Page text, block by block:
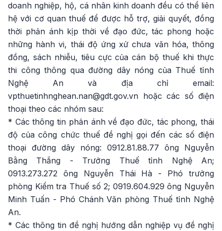
doanh nghiệp, hộ, cá nhân kinh doanh đều có thể liên
hệ với cơ quan thuế để được hỗ trợ, giải quyết, đồng
thời phản ánh kịp thời về đạo đức, tác phong hoặc
những hành vi, thái độ ứng xử chưa văn hóa, thông
đồng, sách nhiễu, tiêu cực của cán bộ thuế khi thực
thi công thông quađường dây nóng của Thuế tỉnh
Nghệ An và địa chỉ email:
vpthuetinhnghean.nan@gdt.gov.vn hoặc các số điện
thoại theo các nhóm sau:
* Các thông tin phản ánh về đạo đức, tác phong, thái
độ của công chức thuế đề nghị gọi đến các số điện
thoại đường dây nóng: 0912.81.88.77 ông Nguyễn
Bằng Thắng - Trưởng Thuế tỉnh Nghệ An;
0913.273.272 ông Nguyễn Thái Hà - Phó trưởng
phòng Kiểm tra Thuế số 2; 0919.604.929 ông Nguyễn
Minh Tuấn - Phó Chánh Văn phòng Thuế tỉnh Nghệ
An.
* Các thông tin đề nghị hướng dẫn nghiệp vụ đề nghị